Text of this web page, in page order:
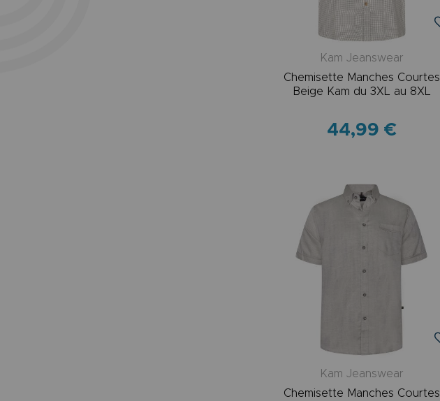
Kam Jeanswear
Chemisette Manches Courtes
Beige Kam du 3XL au 8XL
44,99 €
Kam Jeanswear
Chemisette Manches Courtes